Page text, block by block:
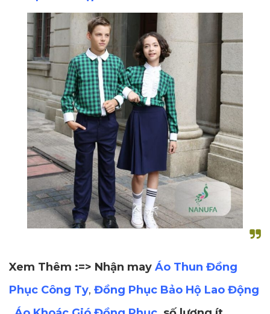
Xem Thêm :=> Nhận may Áo Thun Đồng
Phục Công Ty, Đồng Phục Bảo Hộ Lao Động